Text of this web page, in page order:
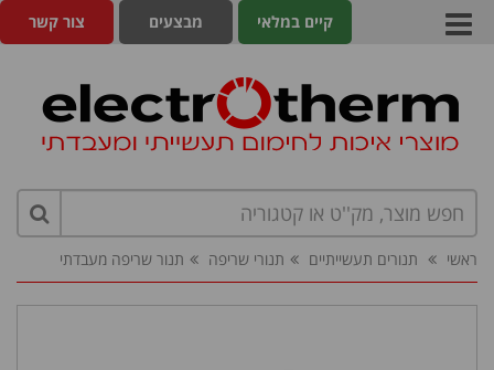
צור קשר מבצעים קיים במלאי
ראשי תנורים תעשייתיים תנורי שריפה תנור שריפה מעבדתי